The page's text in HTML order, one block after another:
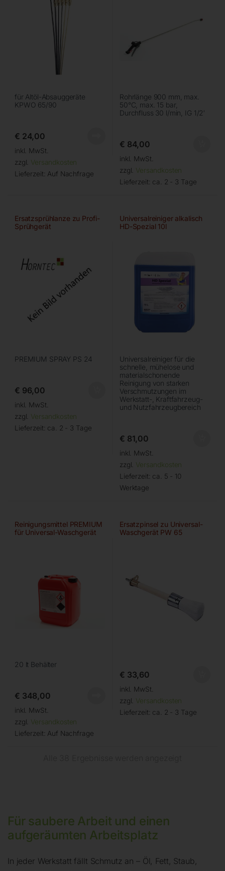
für Altöl-Absauggeräte
KPWO 65/90
€ 24,00
inkl. MwSt.
zzgl. Versandkosten
Lieferzeit: Auf Nachfrage
Rohrlänge 900 mm, max.
50°C, max. 15 bar,
Durchfluss 30 l/min, IG 1/2′
€ 84,00
inkl. MwSt.
zzgl. Versandkosten
Lieferzeit: ca. 2 - 3 Tage
Ersatzsprühlanze zu Profi-
Sprühgerät
PREMIUM SPRAY PS 24
€ 96,00
inkl. MwSt.
zzgl. Versandkosten
Lieferzeit: ca. 2 - 3 Tage
Universalreiniger alkalisch
HD-Spezial 10l
Universalreiniger für die
schnelle, mühelose und
materialschonende
Reinigung von starken
Verschmutzungen im
Werkstatt-, Kraftfahrzeug-
und Nutzfahrzeugbereich
€ 81,00
inkl. MwSt.
zzgl. Versandkosten
Lieferzeit: ca. 5 - 10
Werktage
Reinigungsmittel PREMIUM
für Universal-Waschgerät
20 lt Behälter
€ 348,00
inkl. MwSt.
zzgl. Versandkosten
Lieferzeit: Auf Nachfrage
Ersatzpinsel zu Universal-
Waschgerät PW 65
€ 33,60
inkl. MwSt.
zzgl. Versandkosten
Lieferzeit: ca. 2 - 3 Tage
Für saubere Arbeit und einen
aufgeräumten Arbeitsplatz
In jeder Werkstatt fällt Schmutz an – Öl, Fett, Staub,